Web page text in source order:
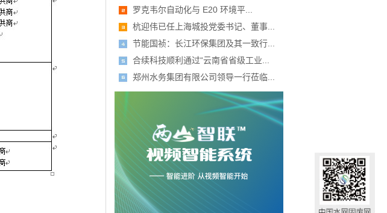
罗克韦尔自动化与 E20 环境平...
杭迎伟已任上海城投党委书记、董事...
节能国祯：长江环保集团及其一致行...
合续科技顺利通过“云南省省级工业...
郑州水务集团有限公司领导一行莅临...